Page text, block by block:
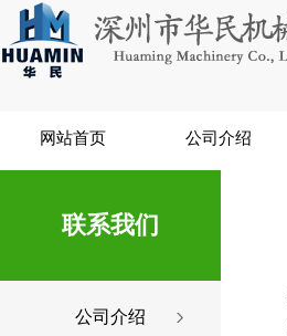
网站首页 公司介绍
联系我们
公司介绍